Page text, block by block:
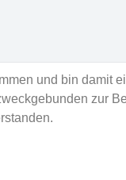
und bin damit
zur